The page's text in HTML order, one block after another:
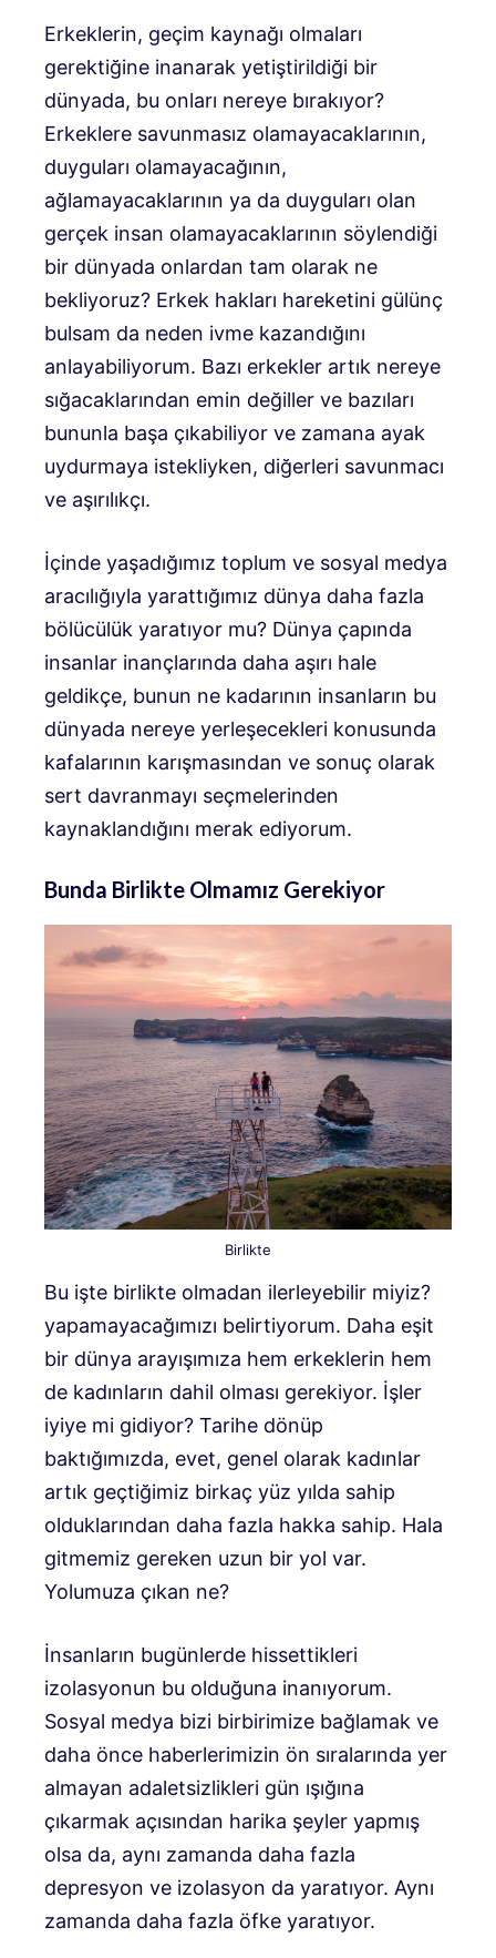
Erkeklerin, geçim kaynağı olmaları
gerektiğine inanarak yetiştirildiği bir
dünyada, bu onları nereye bırakıyor?
Erkeklere savunmasız olamayacaklarının,
duyguları olamayacağının,
ağlamayacaklarının ya da duyguları olan
gerçek insan olamayacaklarının söylendiği
bir dünyada onlardan tam olarak ne
bekliyoruz? Erkek hakları hareketini gülünç
bulsam da neden ivme kazandığını
anlayabiliyorum. Bazı erkekler artık nereye
sığacaklarından emin değiller ve bazıları
bununla başa çıkabiliyor ve zamana ayak
uydurmaya istekliyken, diğerleri savunmacı
ve aşırılıkçı.
İçinde yaşadığımız toplum ve sosyal medya
aracılığıyla yarattığımız dünya daha fazla
bölücülük yaratıyor mu? Dünya çapında
insanlar inançlarında daha aşırı hale
geldikçe, bunun ne kadarının insanların bu
dünyada nereye yerleşecekleri konusunda
kafalarının karışmasından ve sonuç olarak
sert davranmayı seçmelerinden
kaynaklandığını merak ediyorum.
Bunda Birlikte Olmamız Gerekiyor
Birlikte
Bu işte birlikte olmadan ilerleyebilir miyiz?
yapamayacağımızı belirtiyorum. Daha eşit
bir dünya arayışımıza hem erkeklerin hem
de kadınların dahil olması gerekiyor. İşler
iyiye mi gidiyor? Tarihe dönüp
baktığımızda, evet, genel olarak kadınlar
artık geçtiğimiz birkaç yüz yılda sahip
olduklarından daha fazla hakka sahip. Hala
gitmemiz gereken uzun bir yol var.
Yolumuza çıkan ne?
İnsanların bugünlerde hissettikleri
izolasyonun bu olduğuna inanıyorum.
Sosyal medya bizi birbirimize bağlamak ve
daha önce haberlerimizin ön sıralarında yer
almayan adaletsizlikleri gün ışığına
çıkarmak açısından harika şeyler yapmış
olsa da, aynı zamanda daha fazla
depresyon ve izolasyon da yaratıyor. Aynı
zamanda daha fazla öfke yaratıyor.